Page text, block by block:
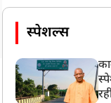
स्पेशल्स